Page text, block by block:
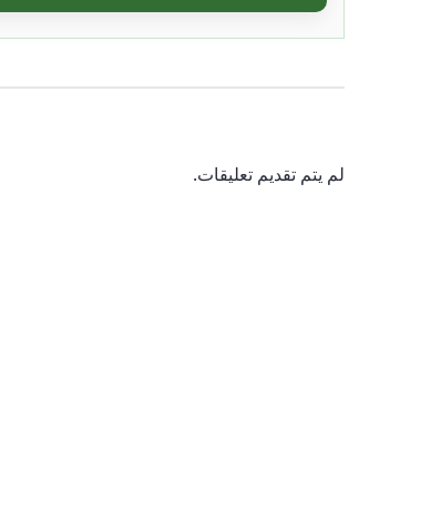
لم يتم تقديم تعليقات.